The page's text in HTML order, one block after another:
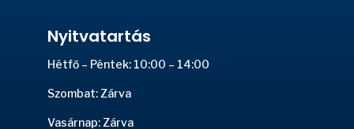
Nyitvatartás
Hétfő – Péntek: 10:00 – 14:00
Szombat: Zárva
Vasárnap: Zárva